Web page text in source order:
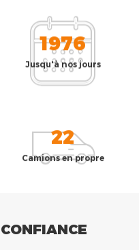
1976
Jusqu'à nos jours
22
Camions en propre